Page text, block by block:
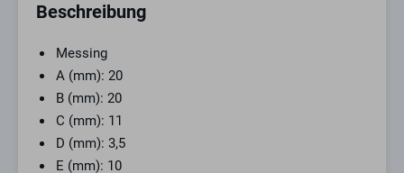
Beschreibung
Messing
A (mm): 20
B (mm): 20
C (mm): 11
D (mm): 3,5
E (mm): 10